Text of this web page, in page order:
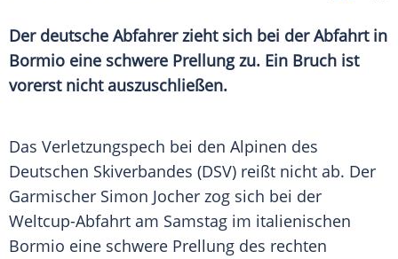
Der deutsche Abfahrer zieht sich bei der Abfahrt in
Bormio eine schwere Prellung zu. Ein Bruch ist
vorerst nicht auszuschließen.
Das Verletzungspech bei den Alpinen des
Deutschen Skiverbandes (DSV) reißt nicht ab. Der
Garmischer Simon Jocher zog sich bei der
Weltcup-Abfahrt am Samstag im italienischen
Bormio eine schwere Prellung des rechten